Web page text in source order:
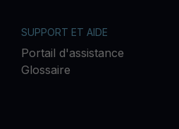
SUPPORT ET AIDE
Portail d'assistance
Glossaire